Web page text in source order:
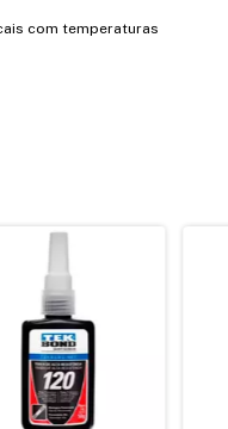
com temperaturas